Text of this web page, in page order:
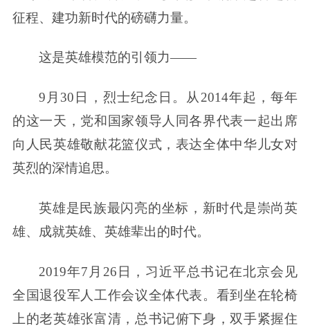
征程、建功新时代的磅礴力量。
这是英雄模范的引领力——
9月30日，烈士纪念日。从2014年起，每年
的这一天，党和国家领导人同各界代表一起出席
向人民英雄敬献花篮仪式，表达全体中华儿女对
英烈的深情追思。
英雄是民族最闪亮的坐标，新时代是崇尚英
雄、成就英雄、英雄辈出的时代。
2019年7月26日，习近平总书记在北京会见
全国退役军人工作会议全体代表。看到坐在轮椅
上的老英雄张富清，总书记俯下身，双手紧握住